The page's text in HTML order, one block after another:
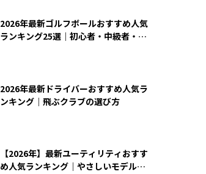
2026年最新ゴルフボールおすすめ人気
ランキング25選｜初心者・中級者・上
2026年最新ドライバーおすすめ人気ラ
ンキング｜飛ぶクラブの選び方
【2026年】最新ユーティリティおすす
め人気ランキング｜やさしいモデルの